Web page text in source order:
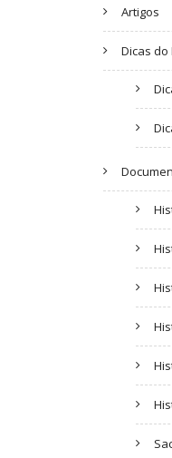
Artigos
Dicas do